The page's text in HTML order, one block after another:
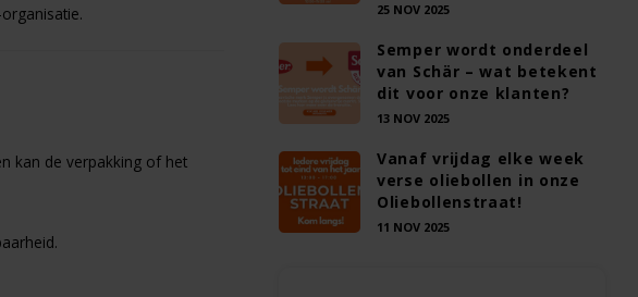
kan de verpakking of het
25 NOV 2025
Semper wordt onderdeel
van Schär – wat betekent
dit voor onze klanten?
13 NOV 2025
Vanaf vrijdag elke week
verse oliebollen in onze
Oliebollenstraat!
11 NOV 2025